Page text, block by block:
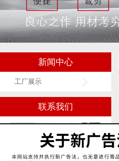
新闻中心
工厂展示
联系我们
世纪金鑫广告展示用品